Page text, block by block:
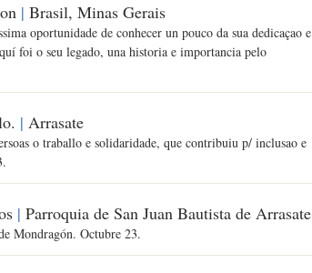
| Brasil, Minas Gerais
oportunidade de conhecer un pouco da sua dedicaçao e
foi o seu legado, una historia e importancia pelo
| Arrasate
o traballo e solidaridade, que contribuiu p/ inclusao e
| Parroquia de San Juan Bautista de Arrasate
Mondragón. Octubre 23.